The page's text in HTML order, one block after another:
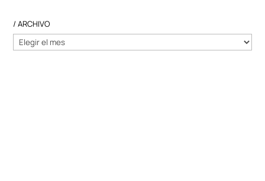
/ ARCHIVO